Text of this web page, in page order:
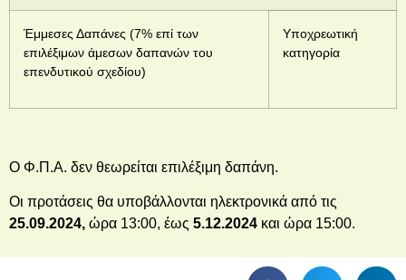
Έμμεσες Δαπάνες (7% επί των
επιλέξιμων άμεσων δαπανών του
επενδυτικού σχεδίου)
Υποχρεωτική
κατηγορία
Ο Φ.Π.Α. δεν θεωρείται επιλέξιμη δαπάνη.
Οι προτάσεις θα υποβάλλονται ηλεκτρονικά από τις
25.09.2024, ώρα 13:00, έως 5.12.2024 και ώρα 15:00.